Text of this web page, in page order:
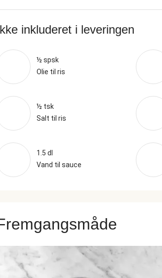
inkluderet i leveringen
½ spsk
Olie til ris
½ tsk
Salt til ris
1.5 dl
Vand til sauce